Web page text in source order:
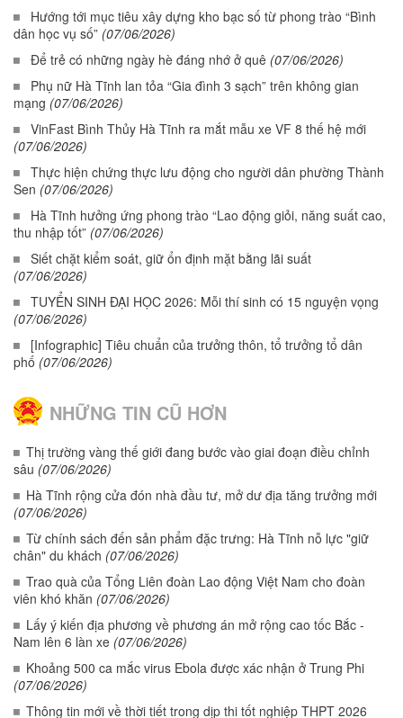
Hướng tới mục tiêu xây dựng kho bạc số từ phong trào “Bình
dân học vụ số” (07/06/2026)
Để trẻ có những ngày hè đáng nhớ ở quê (07/06/2026)
Phụ nữ Hà Tĩnh lan tỏa “Gia đình 3 sạch” trên không gian
mạng (07/06/2026)
VinFast Bình Thủy Hà Tĩnh ra mắt mẫu xe VF 8 thế hệ mới
(07/06/2026)
Thực hiện chứng thực lưu động cho người dân phường Thành
Sen (07/06/2026)
Hà Tĩnh hưởng ứng phong trào “Lao động giỏi, năng suất cao,
thu nhập tốt” (07/06/2026)
Siết chặt kiểm soát, giữ ổn định mặt bằng lãi suất
(07/06/2026)
TUYỂN SINH ĐẠI HỌC 2026: Mỗi thí sinh có 15 nguyện vọng
(07/06/2026)
[Infographic] Tiêu chuẩn của trưởng thôn, tổ trưởng tổ dân
phố (07/06/2026)
NHỮNG TIN CŨ HƠN
Thị trường vàng thế giới đang bước vào giai đoạn điều chỉnh
sâu (07/06/2026)
Hà Tĩnh rộng cửa đón nhà đầu tư, mở dư địa tăng trưởng mới
(07/06/2026)
Từ chính sách đến sản phẩm đặc trưng: Hà Tĩnh nỗ lực "giữ
chân" du khách (07/06/2026)
Trao quà của Tổng Liên đoàn Lao động Việt Nam cho đoàn
viên khó khăn (07/06/2026)
Lấy ý kiến địa phương về phương án mở rộng cao tốc Bắc -
Nam lên 6 làn xe (07/06/2026)
Khoảng 500 ca mắc virus Ebola được xác nhận ở Trung Phi
(07/06/2026)
Thông tin mới về thời tiết trong dịp thi tốt nghiệp THPT 2026